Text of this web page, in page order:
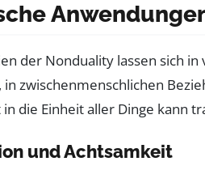
der Nonduality lassen sich
zwischenmenschlichen
in die Einheit aller Dinge kann
und Achtsamkeit